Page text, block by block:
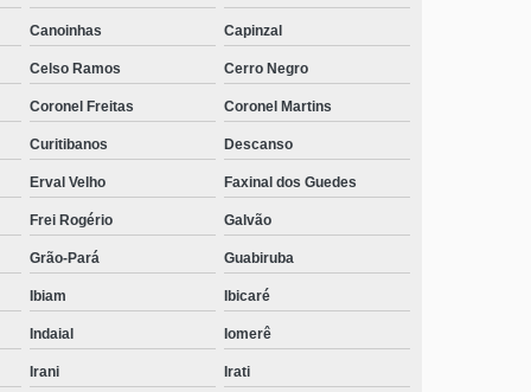
clínica para dependente químico menor de idade
contato Várzea
Palmeira
clínica de reabilitação para dependentes químico Cdl
clínica para dependentes químicos adolescentes
contato Vargeão
clínica de reabilitação química com psicóloga contato
Pedrita
clínica de reabilitação química mais perto contato
Canoinhas Capinzal
Celso Ramos Cerro Negro
Coronel Freitas Coronel Martins
Curitibanos Descanso
Erval Velho Faxinal dos Guedes
Frei Rogério Galvão
Grão-Pará Guabiruba
Ibiam Ibicaré
Indaial Iomerê
Irani Irati